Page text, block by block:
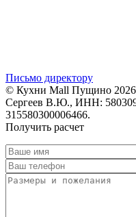
Письмо директору
© Кухни Mall Пущино
Сергеев В.Ю., ИНН:
315580300006466.
Получить расчет